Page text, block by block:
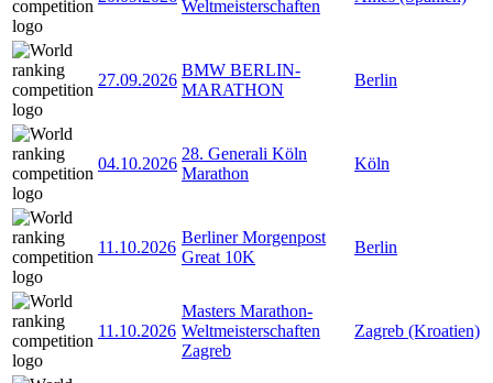
Weltmeisterschaften
27.09.2026
BMW BERLIN-
MARATHON
Berlin
04.10.2026
28. Generali Köln
Marathon
Köln
11.10.2026
Berliner Morgenpost
Great 10K
Berlin
11.10.2026
Masters Marathon-
Weltmeisterschaften
Zagreb
Zagreb (Kroatien)